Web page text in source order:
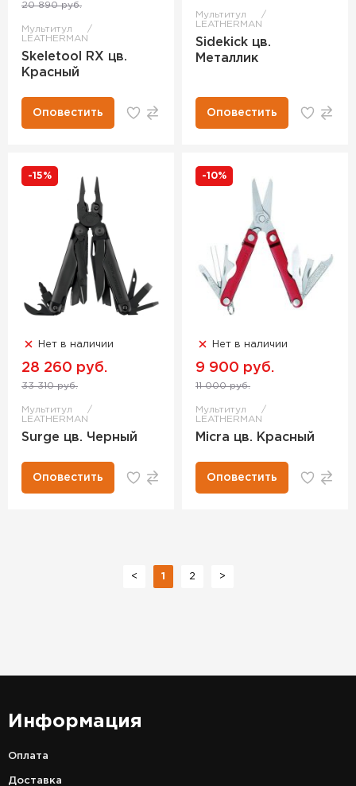
20 890 руб.
Мультитул
LEATHERMAN
Skeletool RX цв.
Красный
Оповестить
Мультитул
LEATHERMAN
Sidekick цв.
Металлик
Оповестить
-15%
Нет в наличии
28 260 руб.
33 310 руб.
Мультитул
LEATHERMAN
Surge цв. Черный
Оповестить
-10%
Нет в наличии
9 900 руб.
11 000 руб.
Мультитул
LEATHERMAN
Micra цв. Красный
Оповестить
< 1 2 >
Информация
Оплата
Доставка